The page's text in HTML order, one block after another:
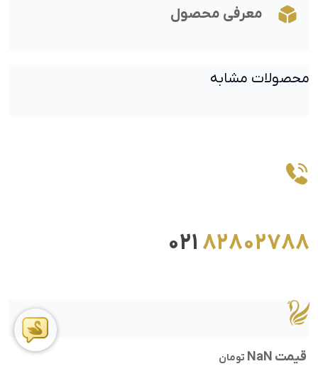
قیمت NaN تومان
معرفی محصول
محصولات مشابه
82802788
021